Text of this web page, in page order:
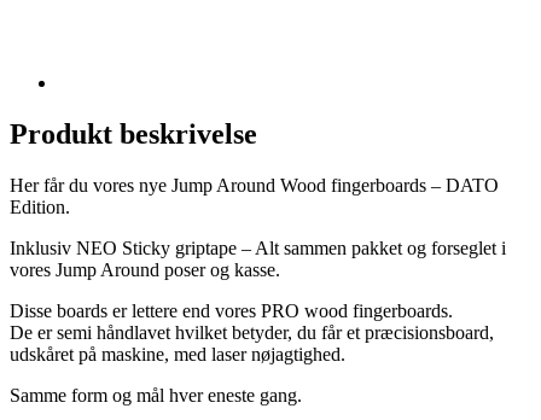
Produkt beskrivelse
Her får du vores nye Jump Around Wood fingerboards – DATO
Edition.
Inklusiv NEO Sticky griptape – Alt sammen pakket og forseglet i
vores Jump Around poser og kasse.
Disse boards er lettere end vores PRO wood fingerboards.
De er semi håndlavet hvilket betyder, du får et præcisionsboard,
udskåret på maskine, med laser nøjagtighed.
Samme form og mål hver eneste gang.